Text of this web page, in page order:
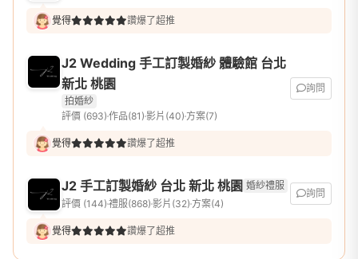
覺得 讚爆了超推
J2 Wedding 手工訂製婚紗 體驗館 台北
新北 桃園
拍婚紗
評價 (693) 作品(81) 影片(40) 方案(7)
詢問
覺得 讚爆了超推
J2 手工訂製婚紗 台北 新北 桃園 婚紗禮服
評價 (144) 禮服(868) 影片(32) 方案(4)
詢問
覺得 讚爆了超推